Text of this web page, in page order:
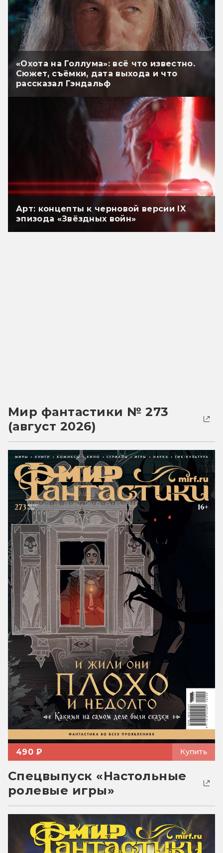
«Охота на Голлума»: всё что известно.
Сюжет, съёмки, дата выхода и что
рассказал Гэндальф
Арт: концепты к черновой версии IX
эпизода «Звёздных войн»
Мир фантастики № 273
(август 2026)
490 ₽ Купить
Спецвыпуск «Настольные
ролевые игры»